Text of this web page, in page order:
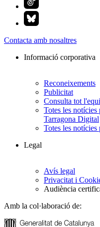
Contacta amb nosaltres
Informació corporativa
Reconeixements
Publicitat
Consulta tot
Totes les
Tarragona Digital
Totes les
Legal
Avís legal
Privacitat i
Audiència
Amb la col·laboració de: